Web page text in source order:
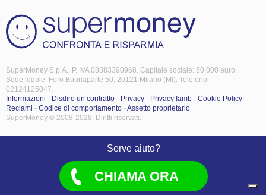
SuperMoney S.p.A.: P. IVA 08883390968. Capitale sociale: 50.000 euro.
Sede legale: Foro Buonaparte 50, 20121 Milano (MI). Telefono:
02124125047.
Informazioni - Disdire un contratto - Privacy - Privacy Iamb - Cookie Policy -
Reclami - Codice di comportamento -Assetto proprietario
SuperMoney © 2008-2028. Diritti riservati.
Serve aiuto?
CHIAMA ORA